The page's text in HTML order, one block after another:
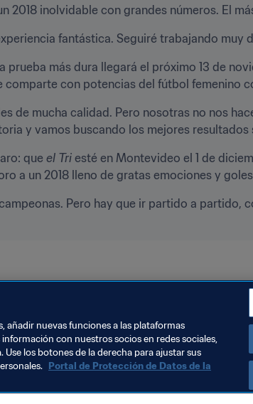
2018 inolvidable con grandes números. El
fantástica. Seguiré trabajando muy
prueba más dura llegará el próximo 13 de
comparte con potencias del fútbol femenino
de mucha calidad. Pero nosotras no nos
y vamos buscando los mejores resultados
que el Tri esté en Montevideo el 1 de
a un 2018 lleno de gratas emociones y
Pero hay que ir partido a partido,
añadir nuevas funciones a las plataformas
con nuestros socios en redes sociales,
los botones de la derecha para ajustar sus
Portal de Protección de Datos de la